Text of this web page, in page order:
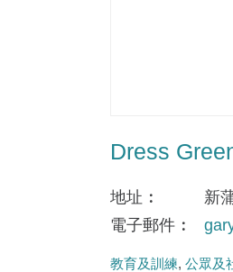
Dress
地址
新
電子郵件
教育及訓練 公眾及